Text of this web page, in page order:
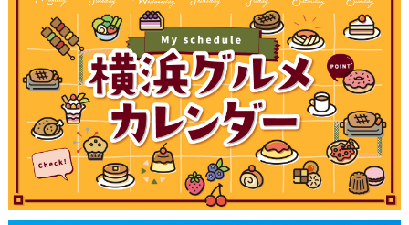
観光ガイド
ランキング